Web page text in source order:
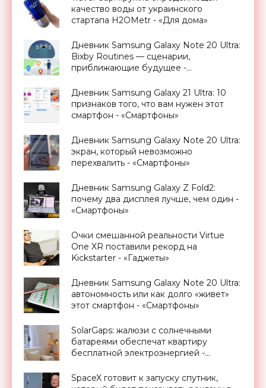
качество воды от украинского
стартапа H2OMetr - «Для дома»
Дневник Samsung Galaxy Note 20 Ultra:
Bixby Routines — сценарии,
приближающие будущее -
Дневник Samsung Galaxy 21 Ultra: 10
признаков того, что вам нужен этот
смартфон - «Смартфоны»
Дневник Samsung Galaxy Note 20 Ultra:
экран, который невозможно
перехвалить - «Смартфоны»
Дневник Samsung Galaxy Z Fold2:
почему два дисплея лучше, чем один -
«Смартфоны»
Очки смешанной реальности Virtue
One XR поставили рекорд на
Kickstarter - «Гаджеты»
Дневник Samsung Galaxy Note 20 Ultra:
автономность или как долго «живет»
этот смартфон - «Смартфоны»
SolarGaps: жалюзи с солнечными
батареями обеспечат квартиру
бесплатной электроэнергией -
SpaceX готовит к запуску спутник,